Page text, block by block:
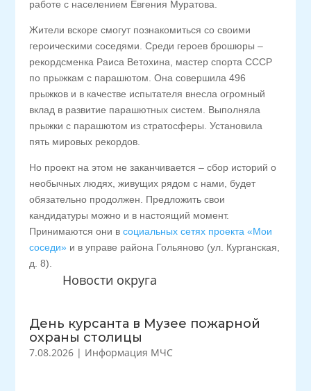
Новости округа
День курсанта в Музее пожарной
охраны столицы
7.08.2026 | Информация МЧС
работе с населением Евгения Муратова.
Жители вскоре смогут познакомиться со своими
героическими соседями. Среди героев брошюры –
рекордсменка Раиса Ветохина, мастер спорта СССР
по прыжкам с парашютом. Она совершила 496
прыжков и в качестве испытателя внесла огромный
вклад в развитие парашютных систем. Выполняла
прыжки с парашютом из стратосферы. Установила
пять мировых рекордов.
Но проект на этом не заканчивается – сбор историй о
необычных людях, живущих рядом с нами, будет
обязательно продолжен. Предложить свои
кандидатуры можно и в настоящий момент.
Принимаются они всоциальных сетях проекта «Мои
соседи» и в управе района Гольяново (ул. Курганская,
д. 8).